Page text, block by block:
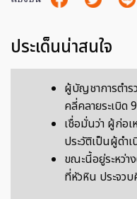
ประเด็นน่าสนใจ
ผู้บัญชาการตำร
คลี่คลายระเบิด
เชื่อมั่นว่า ผู้ก่อ
ประวัติเป็นผู้ดำ
ขณะนี้อยู่ระหว่า
ที่หัวหิน ประจว